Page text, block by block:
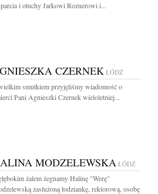
i otuchy Jarkowi Roznerowi i...
CZERNEK ŁÓDŹ
smutkiem przyjęliśmy wiadomość o
Pani Agnieszki Czernek wieloletniej...
MODZELEWSKA ŁÓDŹ
żalem żegnamy Halinę "Werę"
zasłużoną łodziankę, rektorową, osobę